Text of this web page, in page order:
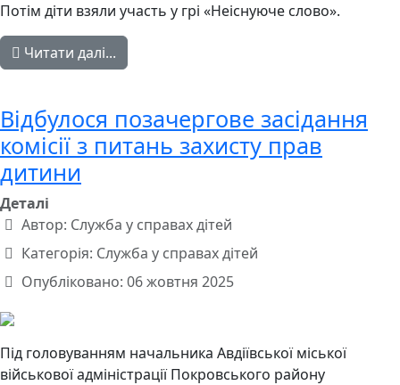
Потім діти взяли участь у грі «Неіснуюче слово».
Читати далі...
Відбулося позачергове засідання
комісії з питань захисту прав
дитини
Деталі
Автор: Служба у справах дітей
Категорія: Служба у справах дітей
Опубліковано: 06 жовтня 2025
Під головуванням начальника Авдіївської міської
військової адміністрації Покровського району